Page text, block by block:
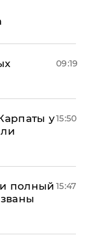
09:19
у15:50
полный 15:47